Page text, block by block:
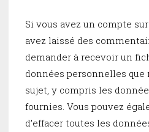
Si vous avez un compte
avez laissé des
demander à recevoir un
données personnelles
sujet, y compris les
fournies. Vous pouvez
d’effacer toutes les